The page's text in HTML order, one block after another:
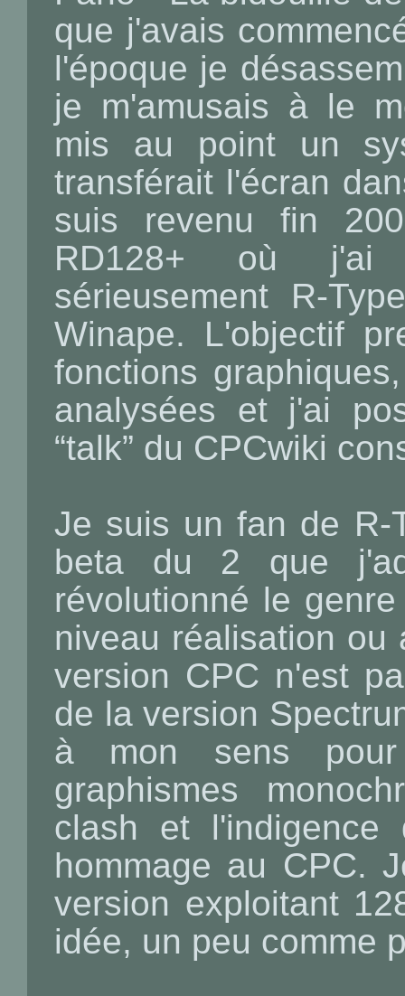
que j'avais
l'époque je
je m'amusais à le
mis au point un
transférait l'écran
suis revenu fin
RD128+ où j'ai
sérieusement R-
Winape. L'objectif
fonctions
analysées et j'ai
“talk” du CPCwiki
Je suis un fan de R-
beta du 2 que
révolutionné le
niveau réalisation ou
version CPC n'est
de la version
à mon sens
graphismes
clash et
hommage au CPC.
version exploitant
idée, un peu comme